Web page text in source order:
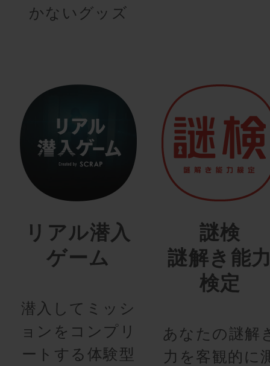
かないグッズ
リアル潜入
ゲーム
潜入してミッシ
ョンをコンプリ
ートする体験型
謎検
謎解き能
検定
あなたの謎解
力を客観的に